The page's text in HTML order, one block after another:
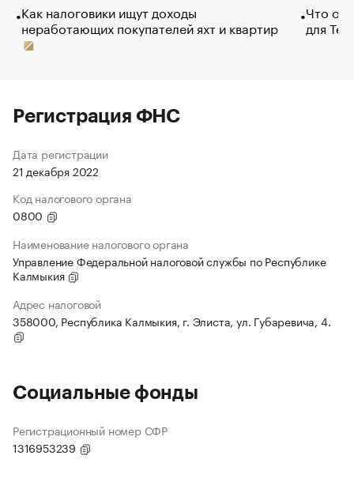
Как налоговики ищут доходы
неработающих покупателей яхт и квартир
Что
для
Регистрация ФНС
Дата регистрации
21 декабря 2022
Код налогового органа
0800
Наименование налогового органа
Управление Федеральной налоговой службы по Республике
Калмыкия
Адрес налоговой
358000, Республика Калмыкия, г. Элиста, ул. Губаревича, 4.
Социальные фонды
Регистрационный номер СФР
1316953239